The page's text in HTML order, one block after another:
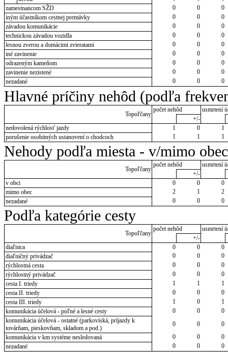
zamestnancom SŽD
0 0
0
iným účastníkom cestnej premávky
0 0
0
závadou komunikácie
0 0
0
technickou závadou vozidla
0 0
0
lesnou zverou a domácimi zvieratami
0 0
0
iné zavinenie
0 0
0
odrazeným kameňom
0 0
0
zavinenie nezistené
0 0
0
nezadané
0 0 0
Hlavné príčiny nehôd (podľa
Topoľčany
počet nehôd
usmrtení
+/-
nedovolená rýchlosť jazdy
1 0
1
porušenie osobitných ustanovení o chodcoch
1 1 1
Nehody podľa miesta - v/mimo obec
Topoľčany
počet nehôd
usmrtení
+/-
v obci
0 0
0
mimo obec
2 1
2
nezadané
0 0 0
Podľa kategórie cesty
Topoľčany
počet nehôd
usmrtení
+/-
diaľnica
0 0
0
diaľničný privádzač
0 0
0
rýchlostná cesta
0 0
0
rýchlostný privádzač
0 0
0
cesta I. triedy
1 1
1
cesta II. triedy
0 0
0
cesta III. triedy
1 0
1
komunikácia účelová - poľné a lesné cesty
0 0
0
komunikácia účelová - ostatné (parkoviská, príjazdy k
továrňam, pieskovňam, skladom a pod.)
0 0
0
komunikácia v km systéme nesledovaná
0 0
0
nezadané
0 0 0